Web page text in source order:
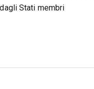
Stati membri